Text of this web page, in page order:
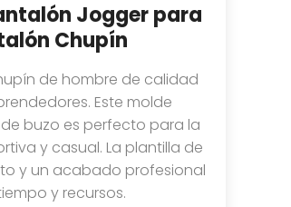
Jogger para
Chupín
de hombre de calidad
Este molde
buzo es perfecto para la
y casual. La plantilla de
y un acabado profesional
y recursos.